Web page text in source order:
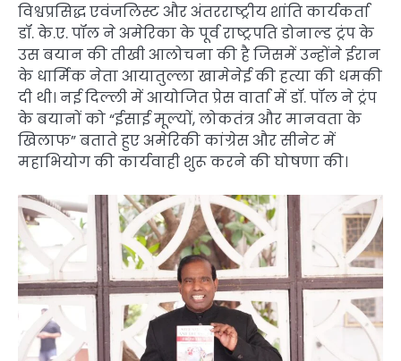
विश्वप्रसिद्ध एवंजलिस्ट और अंतरराष्ट्रीय शांति कार्यकर्ता
डॉ. के.ए. पॉल ने अमेरिका के पूर्व राष्ट्रपति डोनाल्ड ट्रंप के
उस बयान की तीखी आलोचना की है जिसमें उन्होंने ईरान
के धार्मिक नेता आयातुल्ला खामेनेई की हत्या की धमकी
दी थी। नई दिल्ली में आयोजित प्रेस वार्ता में डॉ. पॉल ने ट्रंप
के बयानों को “ईसाई मूल्यों, लोकतंत्र और मानवता के
खिलाफ” बताते हुए अमेरिकी कांग्रेस और सीनेट में
महाभियोग की कार्यवाही शुरू करने की घोषणा की।